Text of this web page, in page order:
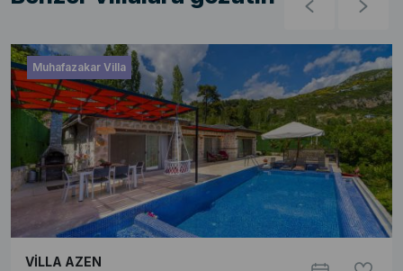
Muhafazakar Villa
VİLLA AZEN